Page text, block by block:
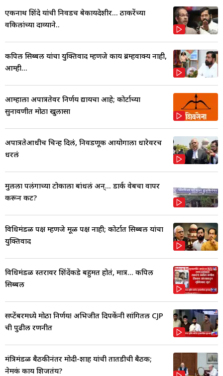
एकनाथ शिंदे यांची निवडच बेकायदेशीर... ठाकरेंच्या
वकिलांच्या दाव्याने..
कपिल सिब्बल यांचा युक्तिवाद म्हणजे काय ब्रम्हवाक्य नाही,
आम्ही...
आम्हाला अपात्रतेवर निर्णय द्यायचा आहे; कोर्टाच्या
सुनावणीत मोठा खुलासा
अपात्रतेआधीच चिन्ह दिलं, निवडणूक आयोगाला धारेवरच
धरलं
मुलीला पलंगाच्या टोकाला बांधलं अन्... डार्क वेबचा वापर
करून कट?
विधिमंडळ पक्ष म्हणजे मूळ पक्ष नाही; कोर्टात सिब्बल यांचा
युक्तिवाद
विधिमंडळ स्तरावर शिंदेंकडे बहुमत होतं, मात्र... कपिल
सिब्बल
सप्टेंबरमध्ये मोठा निर्णय! अभिजीत दिपकेंनी सांगितली CJP
ची पुढील रणनीत
मंत्रिमंडळ बैठकीनंतर मोदी-शाह यांची तातडीची बैठक;
नेमकं काय शिजतंय?